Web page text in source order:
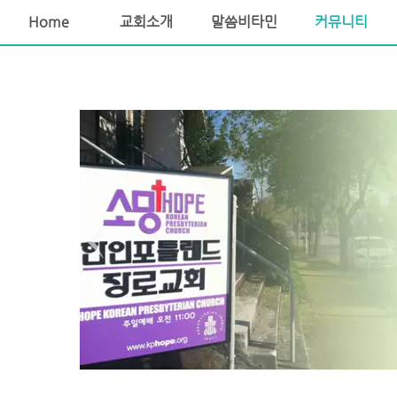
Home 교회소개 말씀비타민 커뮤니티
Sketchbook5, 스케치북5
Sketchbook5, 스케치북5